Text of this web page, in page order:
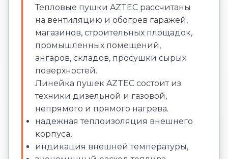
Тепловые пушки AZTEC рассчитаны
на вентиляцию и обогрев гаражей,
магазинов, строительных площадок,
промышленных помещений,
ангаров, складов, просушки сырых
поверхностей.
Линейка пушек AZTEC состоит из
техники дизельной и газовой,
непрямого и прямого нагрева.
надежная теплоизоляция внешнего
корпуса,
индикация внешней температуры,